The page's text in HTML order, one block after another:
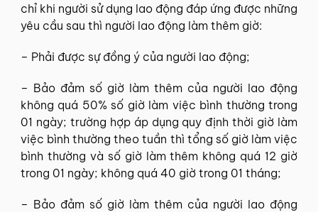
chỉ khi người sử dụng lao động đáp ứng được những
yêu cầu sau thì người lao động làm thêm giờ:
– Phải được sự đồng ý của người lao động;
– Bảo đảm số giờ làm thêm của người lao động
không quá 50% số giờ làm việc bình thường trong
01 ngày; trường hợp áp dụng quy định thời giờ làm
việc bình thường theo tuần thì tổng số giờ làm việc
bình thường và số giờ làm thêm không quá 12 giờ
trong 01 ngày; không quá 40 giờ trong 01 tháng;
– Bảo đảm số giờ làm thêm của người lao động